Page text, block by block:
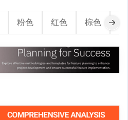
粉色 红色 棕色